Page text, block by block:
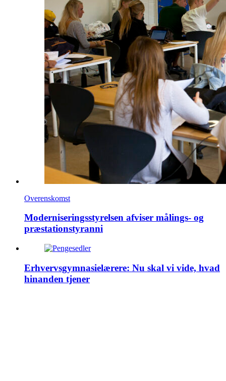
Overenskomst
Moderniseringsstyrelsen afviser målings- og
præstationstyranni
Erhvervsgymnasielærere: Nu skal vi vide, hvad
hinanden tjener